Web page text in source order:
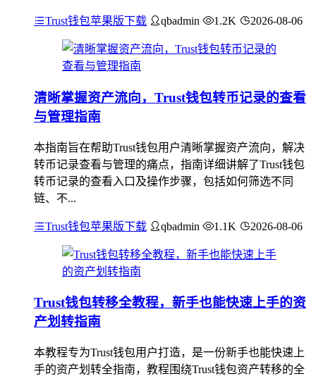
Trust钱包苹果版下载 qbadmin 1.2K 2026-08-06
清晰掌握资产流向，Trust钱包转币记录的查看
与管理指南
本指南旨在帮助Trust钱包用户清晰掌握资产流向，解决
转币记录查看与管理的痛点，指南详细讲解了Trust钱包
转币记录的查看入口及操作步骤，包括如何筛选不同
链、不...
Trust钱包苹果版下载 qbadmin 1.1K 2026-08-06
Trust钱包转移全教程，新手也能快速上手的资
产划转指南
本教程专为Trust钱包用户打造，是一份新手也能快速上
手的资产划转全指南，教程围绕Trust钱包资产转移的全